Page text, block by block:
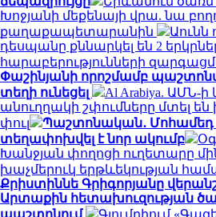
Խոջյանի մեքենայի վրա. նա
քաղաքապետարանին
Աունն
դեսպանը քննարկել են 2
հարաբերությունների
Փաշինյանի որոշմամբ
տեղի ունեցել
Al Arabiya. ԱՄՆ-
անուղղակի շփումները մտել
փուլ
Պաշտոնական․ Մոհամեդ
տեղափոխվել է նոր ակումբ
Խանջյան փողոցի ուղետարը
խաչմերուկ երթևեկության
Քրիստիննե Գրիգորյանը
Արտաքին հետախուզության
պաշտոնում
Գյումրիում